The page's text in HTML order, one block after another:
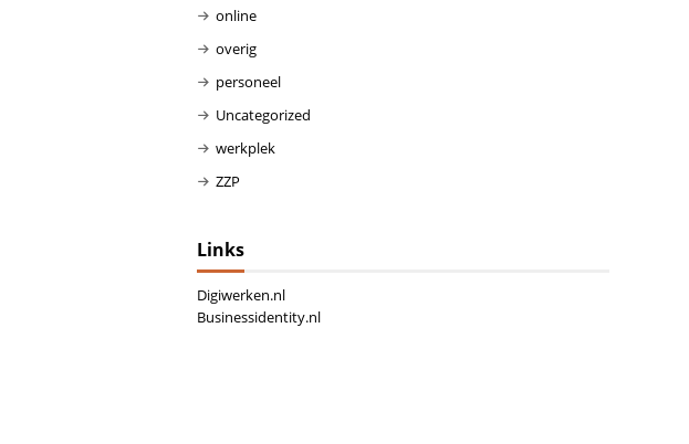
online
overig
personeel
Uncategorized
werkplek
ZZP
Links
Digiwerken.nl
Businessidentity.nl